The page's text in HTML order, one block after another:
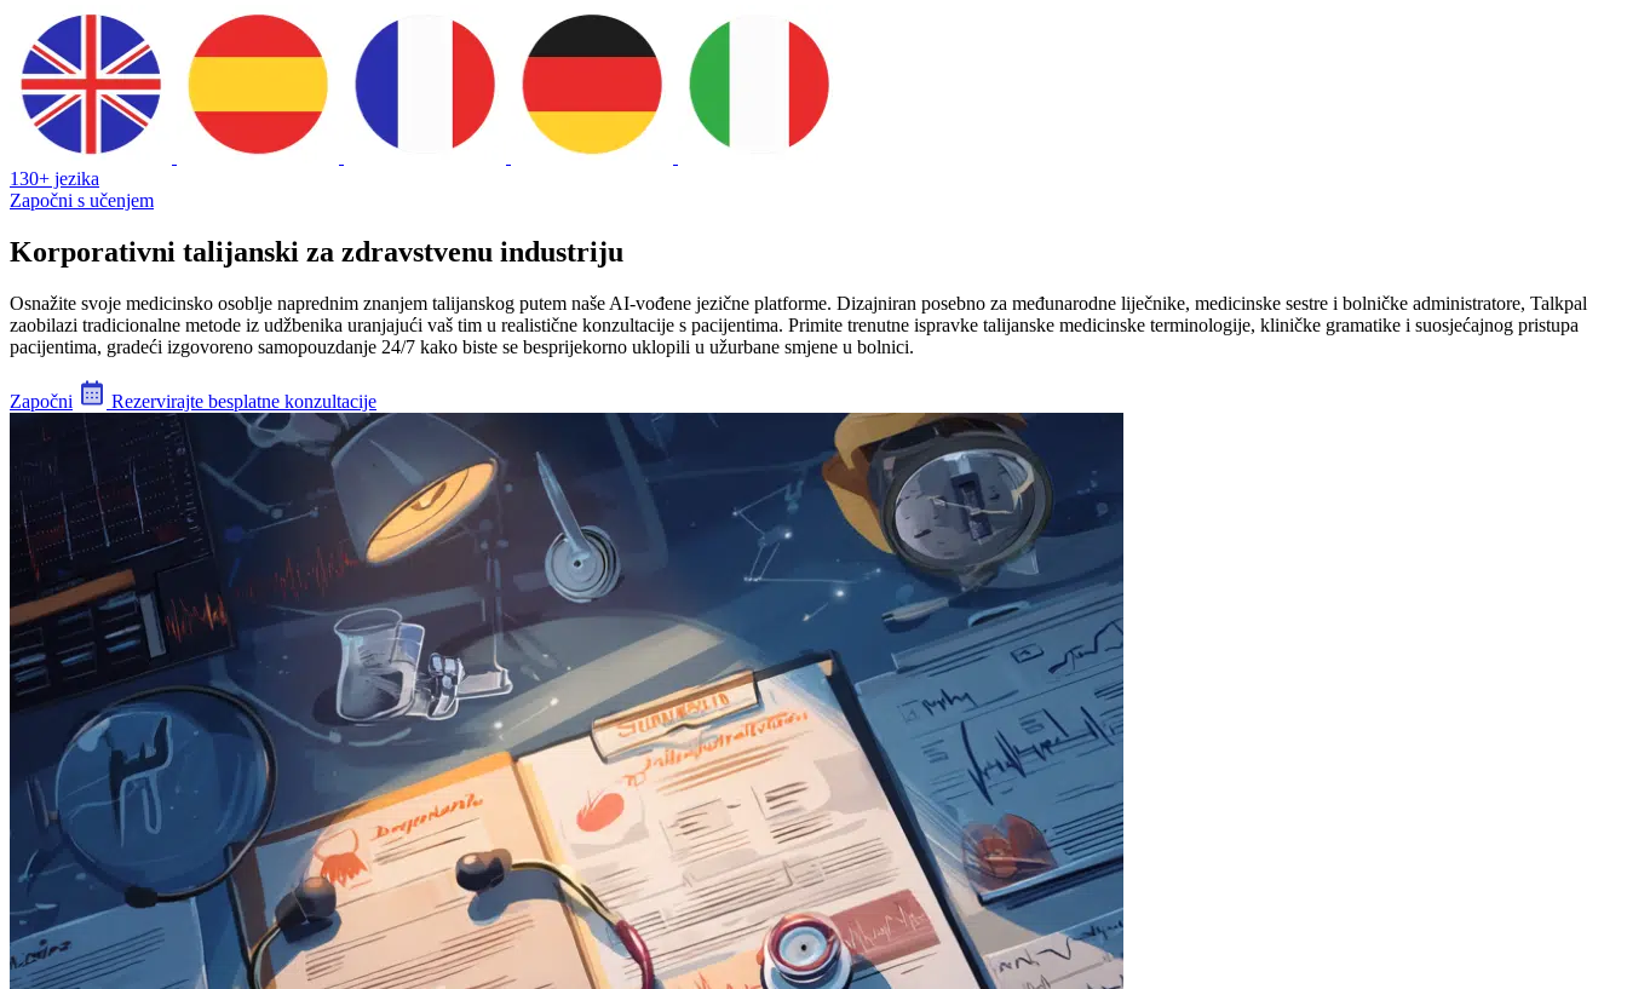
130+ jezika
Započni s učenjem
Korporativni talijanski za zdravstvenu industriju
Osnažite svoje medicinsko osoblje naprednim znanjem talijanskog putem naše AI-vođene jezične platforme. Dizajniran posebno za međunarodne liječnike, medicinske sestre i bolničke administratore, Talkpal
zaobilazi tradicionalne metode iz udžbenika uranjajući vaš tim u realistične konzultacije s pacijentima. Primite trenutne ispravke talijanske medicinske terminologije, kliničke gramatike i suosjećajnog pristupa
pacijentima, gradeći izgovoreno samopouzdanje 24/7 kako biste se besprijekorno uklopili u užurbane smjene u bolnici.
Započni Rezervirajte besplatne konzultacije